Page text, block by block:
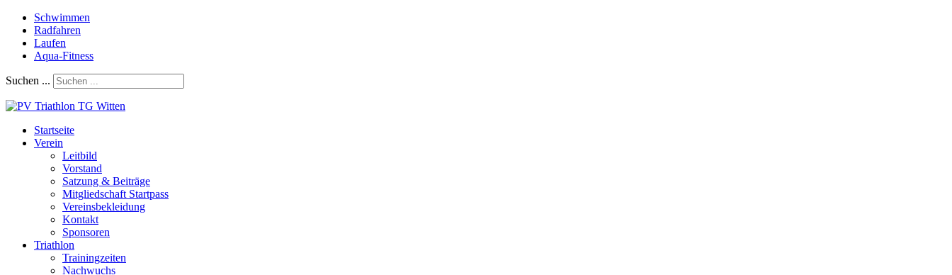
Schwimmen
Radfahren
Laufen
Aqua-Fitness
Suchen ...
Startseite
Verein
Leitbild
Vorstand
Satzung & Beiträge
Mitgliedschaft Startpass
Vereinsbekleidung
Kontakt
Sponsoren
Triathlon
Trainingzeiten
Nachwuchs